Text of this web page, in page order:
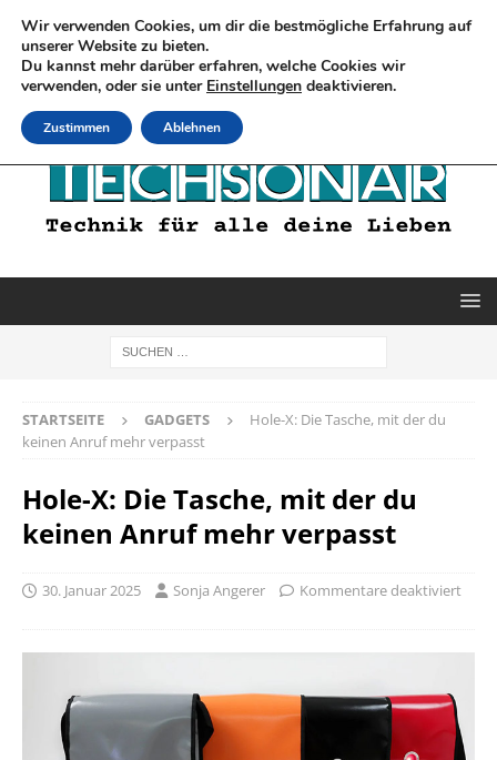
STARTSEITE GADGETS
Hole-X: Die Tasche, mit der du
keinen Anruf mehr verpasst
Hole-X: Die Tasche, mit der du
keinen Anruf mehr verpasst
30. Januar 2025 Sonja Angerer Kommentare deaktiviert
Wir verwenden Cookies, um dir die bestmögliche Erfahrung auf
unserer Website zu bieten.
Du kannst mehr darüber erfahren, welche Cookies wir
verwenden, oder sie unter Einstellungen deaktivieren.
Zustimmen Ablehnen